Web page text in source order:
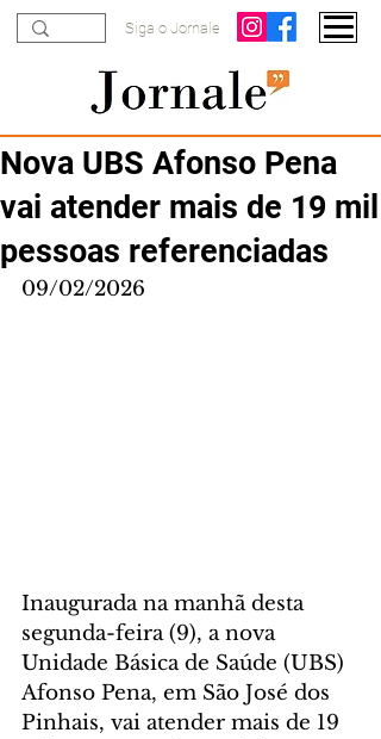
Siga o Jornale
Nova UBS Afonso Pena
vai atender mais de 19 mil
pessoas referenciadas
09/02/2026
Inaugurada na manhã desta
segunda-feira (9), a nova
Unidade Básica de Saúde (UBS)
Afonso Pena, em São José dos
Pinhais, vai atender mais de 19